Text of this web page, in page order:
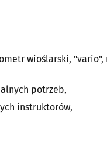
wioślarski, "vario",
potrzeb,
instruktorów,